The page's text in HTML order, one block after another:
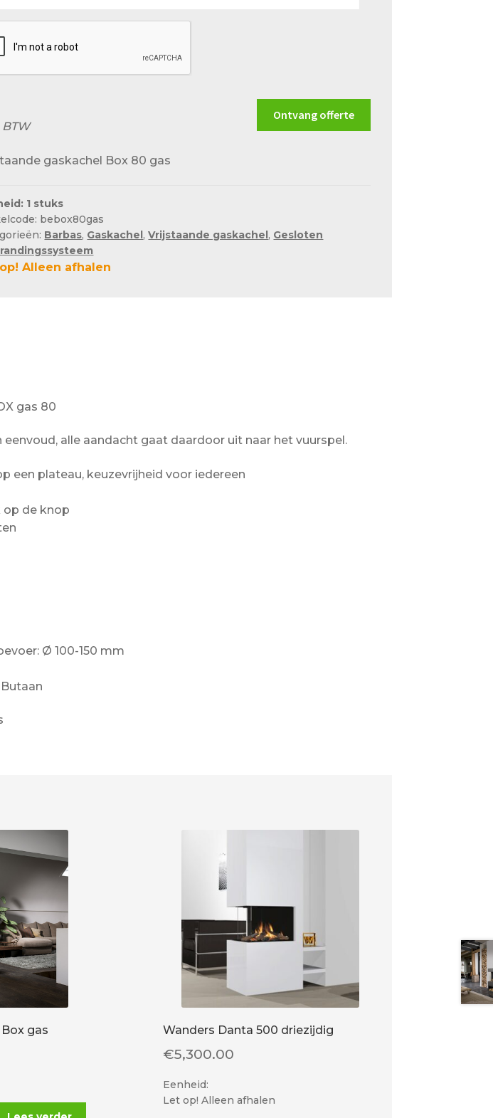
Ontvang offerte
BTW
gaskachel Box 80 gas
1 stuks
bebox80gas
Barbas, Gaskachel,Vrijstaande gaskachel, Gesloten
Alleen afhalen
gas 80
eenvoud, alle aandacht gaat daardoor uit naar het vuurspel.
een plateau, keuzevrijheid voor iedereen
op de knop
Ø 100-150 mm
gas
Wanders Danta 500 driezijdig
€5,300.00
Eenheid:
Let op! Alleen afhalen